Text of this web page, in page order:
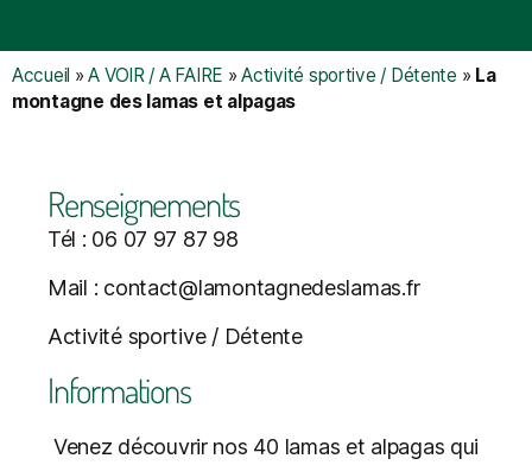
Accueil »A VOIR / A FAIRE »Activité sportive / Détente » La
montagne des lamas et alpagas
Renseignements
Tél : 06 07 97 87 98
Mail : contact@lamontagnedeslamas.fr
Activité sportive / Détente
Informations
Venez découvrir nos 40 lamas et alpagas qui